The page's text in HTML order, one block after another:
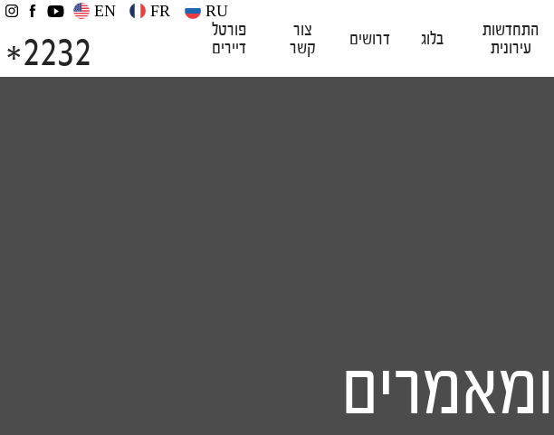
התחדשות
עירונית
בלוג דרושים
צור
קשר
פורטל
דיירים
RU
FR
EN
*2232